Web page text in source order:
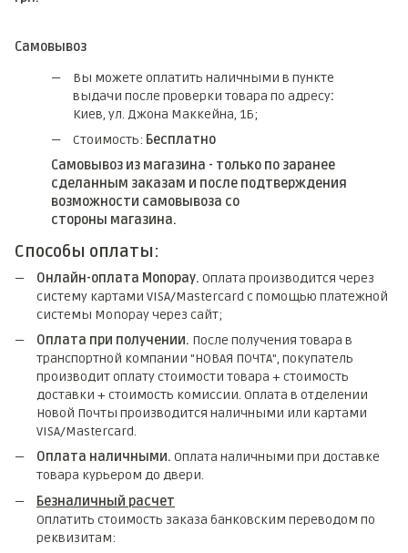
Самовывоз
Вы можете оплатить наличными в пункте
выдачи после проверки товара по адресу:
Киев, ул. Джона Маккейна, 1Б;
Стоимость: Бесплатно
Самовывоз из магазина - только по заранее
сделанным заказам и после подтверждения
возможности самовывоза со
стороны магазина.
Способы оплаты:
Онлайн-оплата Monopay. Оплата производится через
систему картами VISA/Mastercard с помощью платежной
системы Monopay через сайт;
Оплата при получении. После получения товара в
транспортной компании "НОВАЯ ПОЧТА", покупатель
производит оплату стоимости товара + стоимость
доставки + стоимость комиссии. Оплата в отделении
Новой Почты производится наличными или картами
VISA/Mastercard.
Оплата наличными. Оплата наличными при доставке
товара курьером до двери.
Безналичный расчет
Оплатить стоимость заказа банковским переводом по
реквизитам: